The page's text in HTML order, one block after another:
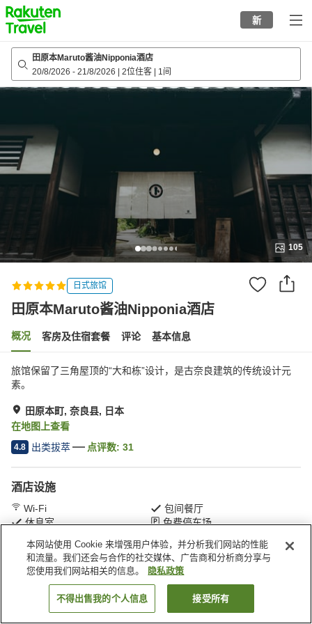
to
top
page
新
田原本Maruto酱油Nipponia酒店
20/8/2026 - 21/8/2026 2位住客 1间
105
日式旅馆
田原本Maruto酱油Nipponia酒店
概况 客房及住宿套餐 评论 基本信息
旅馆保留了三角屋顶的“大和栋”设计，是古奈良建筑的传统设计元
素。
田原本町, 奈良县, 日本
在地图上查看
4.8 出类拔萃 点评数: 31
酒店设施
Wi-Fi
包间餐厅
休息室
免费停车场
首页 日本 奈良县 田原本町 田原本Maruto酱油Nipponia酒店
搜索客房
本网站使用 Cookie 来增强用户体验，并分析我们网站的性能
和流量。我们还会与合作的社交媒体、广告商和分析商分享与
您使用我们网站相关的信息。
隐私政策
不得出售我的个人信息 接受所有